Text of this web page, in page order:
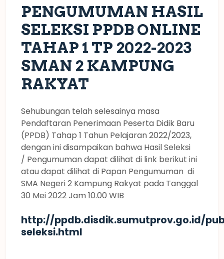
PENGUMUMAN HASIL
SELEKSI PPDB ONLINE
TAHAP 1 TP 2022-2023
SMAN 2 KAMPUNG
RAKYAT
Sehubungan telah selesainya masa
Pendaftaran Penerimaan Peserta Didik Baru
(PPDB) Tahap 1 Tahun Pelajaran 2022/2023,
dengan ini disampaikan bahwa Hasil Seleksi
/ Pengumuman dapat dilihat di link berikut ini
atau dapat dilihat di Papan Pengumuman di
SMA Negeri 2 Kampung Rakyat pada Tanggal
30 Mei 2022 Jam 10.00 WIB
http://ppdb.disdik.sumutprov.go.id/
seleksi.html